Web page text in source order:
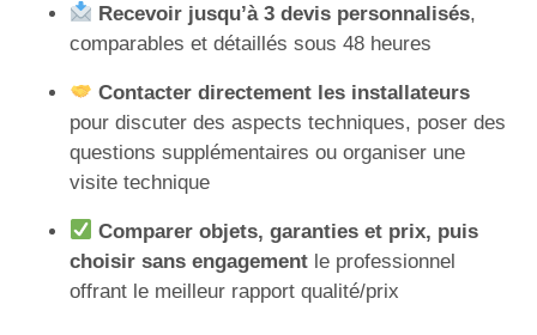
Recevoir jusqu’à 3 devis personnalisés,
comparables et détaillés sous 48 heures
Contacter directement les installateurs
pour discuter des aspects techniques, poser des
questions supplémentaires ou organiser une
visite technique
Comparer objets, garanties et prix, puis
choisir sans engagement le professionnel
offrant le meilleur rapport qualité/prix